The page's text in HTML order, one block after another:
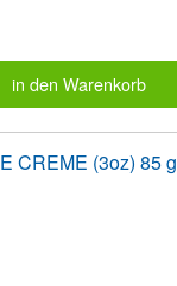
in den Warenkorb
CREME (3oz) 85 g